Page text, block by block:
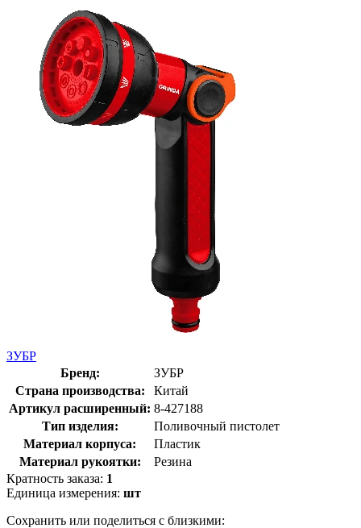
ЗУБР
Бренд:
ЗУБР
Страна производства:
Китай
Артикул расширенный: 8-427188
Тип изделия:
Поливочный пистолет
Материал корпуса:
Пластик
Материал рукоятки:
Резина
Кратность заказа: 1
Единица измерения: шт
Сохранить или поделиться с близкими: